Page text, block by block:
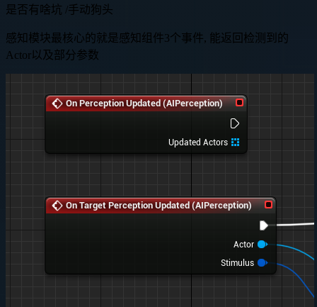
是否有啥坑 /手动狗头
感知模块最核心的就是感知组件3个事件, 能返回检测到的
Actor以及部分参数